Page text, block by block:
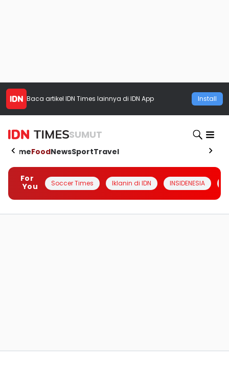
Baca artikel IDN Times lainnya di IDN App Install
SUMUT
HomeFoodNewsSportTravel
For
You
Soccer Times Iklanin di IDN INSIDENESIA